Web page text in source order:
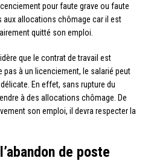
pour faute grave ou faute
aux allocations chômage car il est
quitté son emploi.
que le contrat de travail est
à un licenciement, le salarié peut
En effet, sans rupture du
à des allocations chômage. De
son emploi, il devra respecter la
de poste